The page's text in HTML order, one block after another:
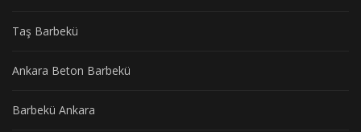
Taş Barbekü
Ankara Beton Barbekü
Barbekü Ankara